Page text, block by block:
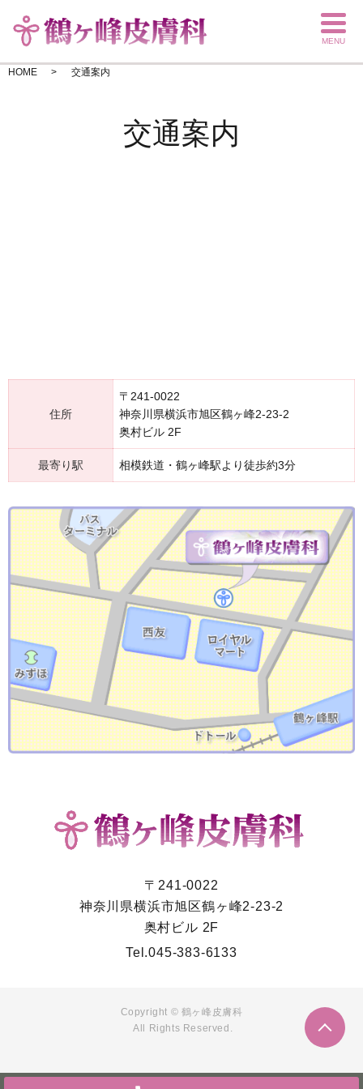
MENU
HOME 交通案内
交通案内
住所
〒241-0022
神奈川県横浜市旭区鶴ヶ峰2-23-2
奥村ビル 2F
最寄り駅 相模鉄道・鶴ヶ峰駅より徒歩約3分
〒241-0022
神奈川県横浜市旭区鶴ヶ峰2-23-2
奥村ビル 2F
Tel.045-383-6133
Copyright © 鶴ヶ峰皮膚科
All Rights Reserved.